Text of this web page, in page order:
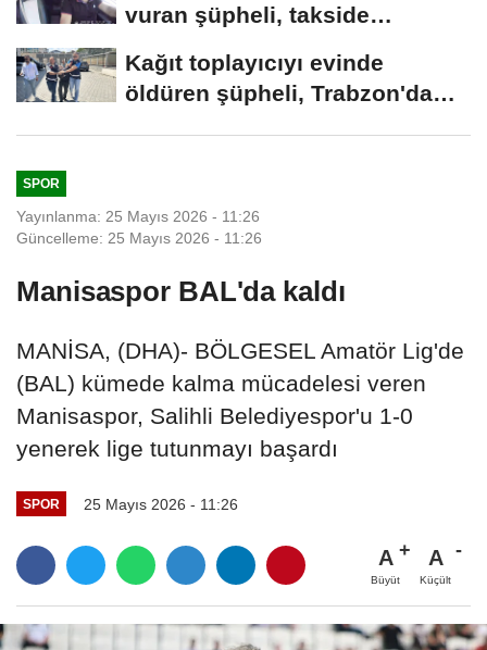
vuran şüpheli, takside
Kağıt toplayıcıyı evinde
öldüren şüpheli, Trabzon'da
SPOR
Yayınlanma: 25 Mayıs 2026 - 11:26
Güncelleme: 25 Mayıs 2026 - 11:26
Manisaspor BAL'da kaldı
MANİSA, (DHA)- BÖLGESEL Amatör Lig'de
(BAL) kümede kalma mücadelesi veren
Manisaspor, Salihli Belediyespor'u 1-0
yenerek lige tutunmayı başardı
SPOR 25 Mayıs 2026 - 11:26
A
Büyüt
A
Küçült